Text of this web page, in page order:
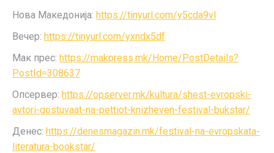
Нова Македонија: https://tinyurl.com/y5cda9vl
Вечер: https://tinyurl.com/yxndx5df
Мак прес: https://makpress.mk/Home/PostDetails?
PostId=308637
Опсервер: https://opserver.mk/kultura/shest-evropski-
avtori-gostuvaat-na-pettiot-knizheven-festival-bukstar/
Денес: https://denesmagazin.mk/festival-na-evropskata-
literatura-bookstar/